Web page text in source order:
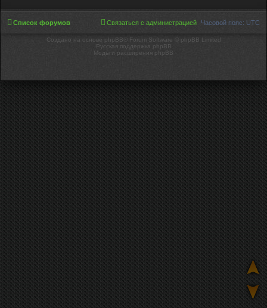
Список форумов Часовой пояс: UTC
Связаться с администрацией
Создано на основе phpBB® Forum Software © phpBB Limited
Русская поддержка phpBB
Моды и расширения phpBB